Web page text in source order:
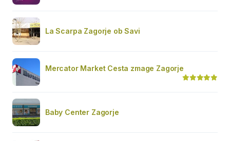
La Scarpa Zagorje ob Savi
Mercator Market Cesta zmage Zagorje
Baby Center Zagorje